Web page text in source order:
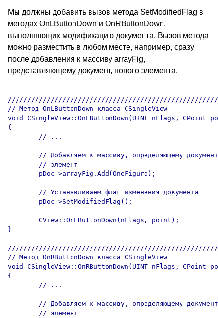
Мы должны добавить вызов метода SetModifiedFlag в
методах OnLButtonDown и OnRButtonDown,
выполняющих модификацию документа. Вызов метода
можно разместить в любом месте, например, сразу
после добавления к массиву arrayFig,
представляющему документ, нового элемента.
// Метод OnLButtonDown класса CSingleView
void CSingleView::OnLButtonDown(UINT nFlags, CPoint
{
}
// Метод OnRButtonDown класса CSingleView
void CSingleView::OnRButtonDown(UINT nFlags, CPoint
{